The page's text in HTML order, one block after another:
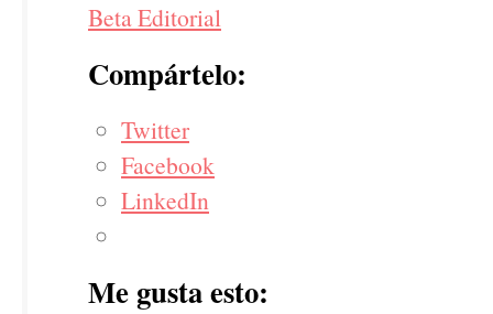
Beta Editorial
Compártelo:
Twitter
Facebook
LinkedIn
Me gusta esto: